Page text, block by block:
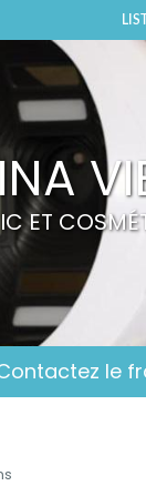
ET
le